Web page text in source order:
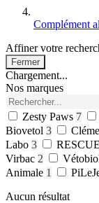
Complément
Affiner votre
Fermer
Chargement...
Nos marques
Zesty Paws 7
Biovetol 3
Labo 3
Virbac 2
Animale 1
Aucun résultat